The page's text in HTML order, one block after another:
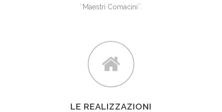
``Maestri Comacini``.
LE REALIZZAZIONI